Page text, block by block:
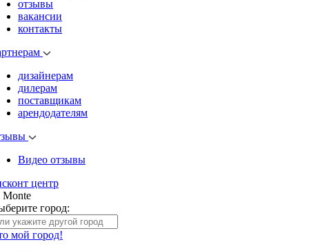
отзывы
вакансии
контакты
дизайнерам
дилерам
поставщикам
арендодателям
Видео отзывы
центр
Monte
город:
мой город!